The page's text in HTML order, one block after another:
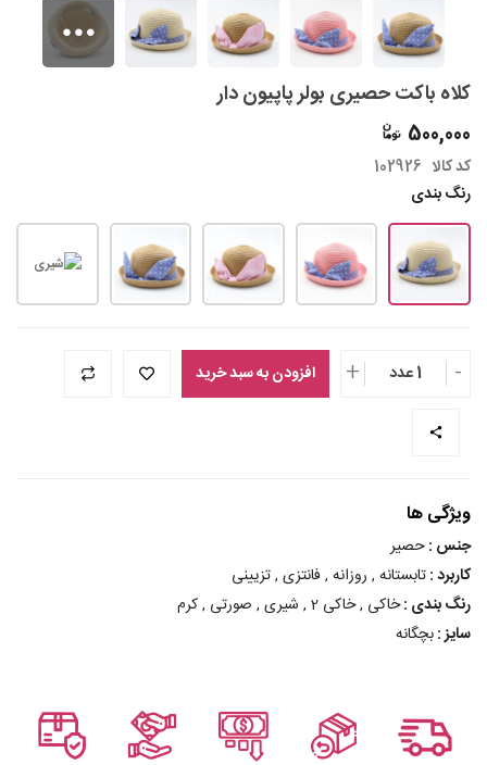
کلاه باکت حصیری بولر پاپیون دار
500,000
کد کالا 102926
رنگ بندی
- 1 عدد + افزودن به سبد خرید
ویژگی ها
جنس :حصیر
کاربرد :تابستانه , روزانه , فانتزی , تزیینی
رنگ بندی :خاکی , خاکی 2 , شیری , صورتی , کرم
سایز :بچگانه